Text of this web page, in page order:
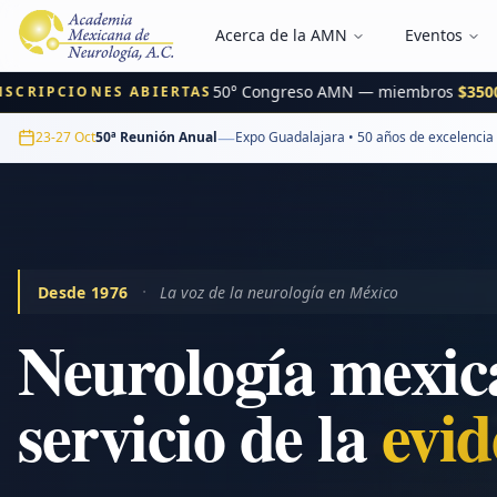
Acerca de la AMN Eventos
ABIERTAS50° Congreso AMN — miembros$3500 MXN
23-27 Oct50ª Reunión Anual—Expo Guadalajara • 50 años de
Desde 1976 · La voz de la neurología en México
Neurología
servicio de la